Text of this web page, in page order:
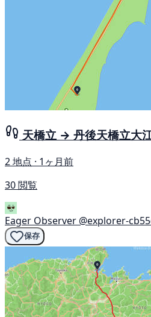
天橋立 → 丹後天橋立大
2 地点 · 1ヶ月前
30 閲覧
Eager Observer @explorer-
保存